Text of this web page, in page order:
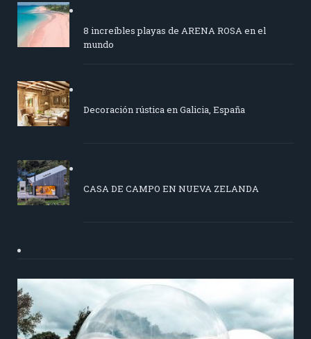
8 increíbles playas de ARENA ROSA en el
mundo
Decoración rústica en Galicia, España
CASA DE CAMPO EN NUEVA ZELANDA